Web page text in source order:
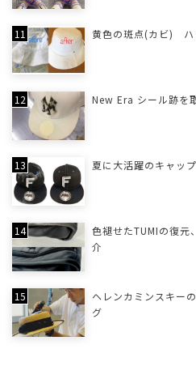
黄色の斑点(カビ) ハ
New Era シール跡を
夏に大活躍のキャッ
色褪せたTUMIの復元
介
ヘレンカミンスキー
グ